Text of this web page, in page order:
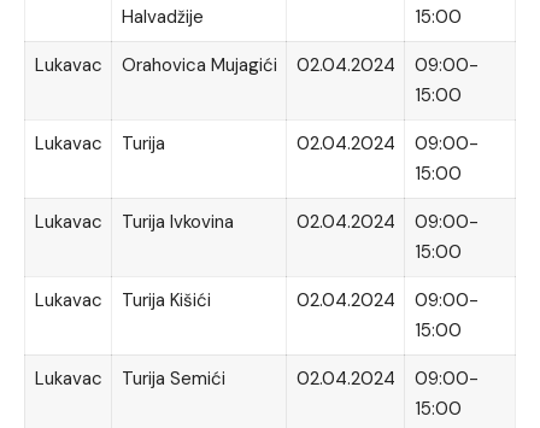
Halvadžije
15:00
Lukavac
Orahovica Mujagići 02.04.2024
09:00-
15:00
Lukavac
Turija 02.04.2024
09:00-
15:00
Lukavac
Turija Ivkovina 02.04.2024
09:00-
15:00
Lukavac
Turija Kišići 02.04.2024
09:00-
15:00
Lukavac
Turija Semići 02.04.2024
09:00-
15:00